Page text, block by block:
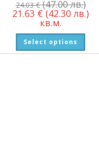
24.03€ (47.00 лв.)
21.63 € (42.30 лв.)
кв.м.
Select options